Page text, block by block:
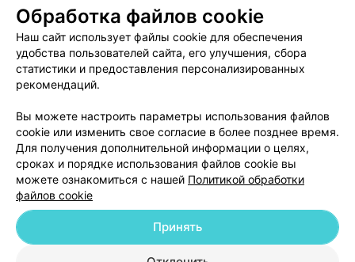
Пользовательское соглашение
Способы оплаты
Вакансии
Партнеры
Написать руководителю 103.by
Обработка персональных данных
© 2026 ООО «Артокс Лаб», УНП 191700409
| 220012, Республика Беларусь,
г. Минск, улица Толбухина, 2, пом. 16 | help@103.by
Обработка файлов cookie
Наш сайт использует файлы cookie для обеспечения
удобства пользователей сайта, его улучшения, сбора
статистики и предоставления персонализированных
рекомендаций.
Вы можете настроить параметры использования файлов
cookie или изменить свое согласие в более позднее время.
Для получения дополнительной информации о целях,
сроках и порядке использования файлов cookie вы
можете ознакомиться с нашей Политикой обработки
файлов cookie
Принять